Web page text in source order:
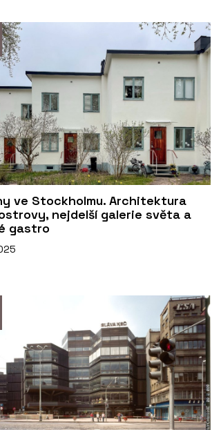
ve Stockholmu. Architektura
nejdelší galerie světa a
gastro